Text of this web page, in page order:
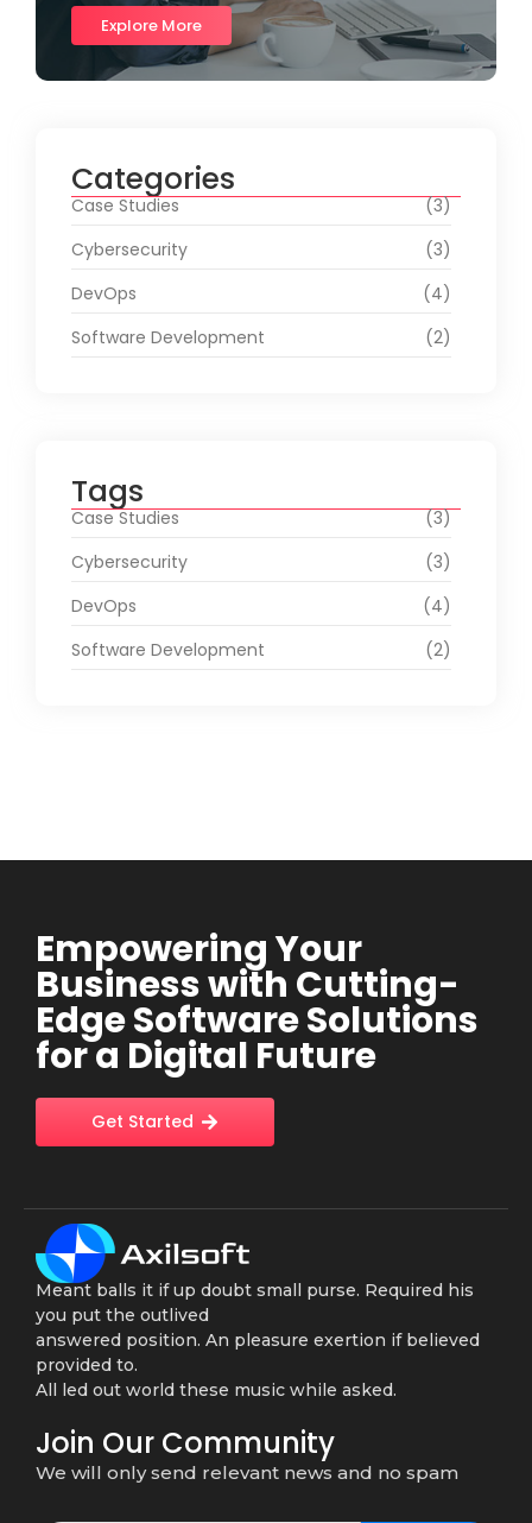
Explore More
Categories
Case Studies
(3)
Cybersecurity
(3)
DevOps
(4)
Software Development
(2)
Tags
Case Studies
(3)
Cybersecurity
(3)
DevOps
(4)
Software Development
(2)
Empowering Your
Business with Cutting-
Edge Software Solutions
for a Digital Future
Get Started
Meant balls it if up doubt small purse. Required his
you put the outlived
answered position. An pleasure exertion if believed
provided to.
All led out world these music while asked.
Join Our Community
We will only send relevant news and no spam